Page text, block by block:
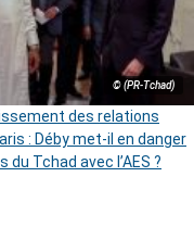
© (PR-Tchad)
des relations
: Déby met-il en danger
du Tchad avec l’AES ?